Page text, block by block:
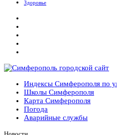
Здоровье
Симферополь городской сайт
Индексы Симферополя по
Школы Симферополя
Карта Симферополя
Погода
Аварийные службы